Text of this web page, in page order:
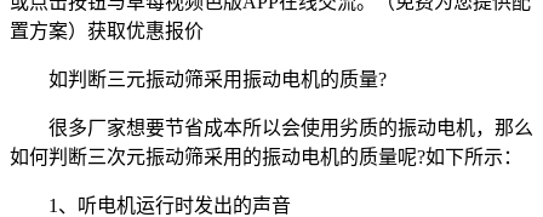
置方案） 获取优惠报价
如判断三元振动筛采用振动电机的质量?
很多厂家想要节省成本所以会使用劣质的振动电机，那么
如何判断三次元振动筛采用的振动电机的质量呢?如下所示：
1、听电机运行时发出的声音